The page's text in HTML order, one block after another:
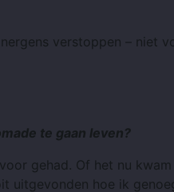
verstoppen – niet
te gaan leven?
gehad. Of het nu
uitgevonden hoe ik